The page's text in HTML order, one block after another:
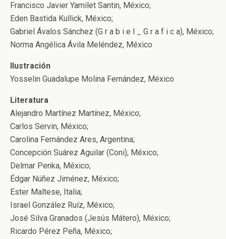
Francisco Javier Yamilet Santin, México;
Eden Bastida Kullick, México;
Gabriel Ávalos Sánchez (G r a b i e l _ G r a f i c a), México;
Norma Angélica Ávila Meléndez, México
Ilustración
Yosselin Guadalupe Molina Fernández, México
Literatura
Alejandro Martínez Martínez, México;
Carlos Servin, México;
Carolina Fernández Ares, Argentina;
Concepción Suárez Aguilar (Coni), México;
Delmar Penka, México;
Édgar Núñez Jiménez, México;
Ester Maltese, Italia;
Israel González Ruíz, México;
José Silva Granados (Jesús Mátero), México;
Ricardo Pérez Peña, México;